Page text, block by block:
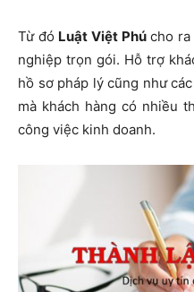
Từ đó Luật Việt Phúcho ra
nghiệp trọn gói. Hỗ trợ
hồ sơ pháp lý cũng như
mà khách hàng có nhiều
công việc kinh doanh.